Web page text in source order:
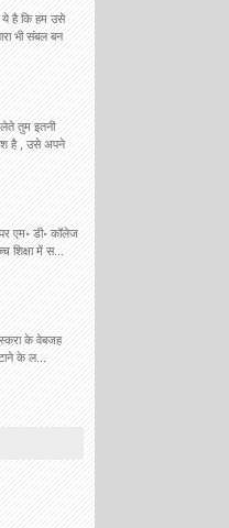
ये है कि हम उसे
भी संबल बन
लेते तुम इतनी
है , उसे अपने
एम॰ डी॰ कॉलेज
शिक्षा में स...
के वेबजह
के ल...